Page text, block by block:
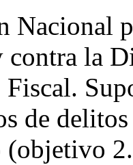
Nacional
contra la
de
(objetivo